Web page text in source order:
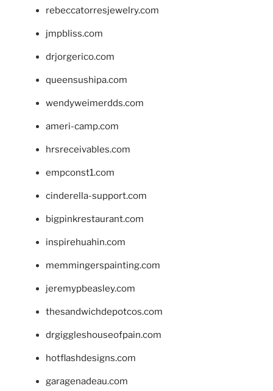
rebeccatorresjewelry.com
jmpbliss.com
drjorgerico.com
queensushipa.com
wendyweimerdds.com
ameri-camp.com
hrsreceivables.com
empconst1.com
cinderella-support.com
bigpinkrestaurant.com
inspirehuahin.com
memmingerspainting.com
jeremypbeasley.com
thesandwichdepotcos.com
drgiggleshouseofpain.com
hotflashdesigns.com
garagenadeau.com